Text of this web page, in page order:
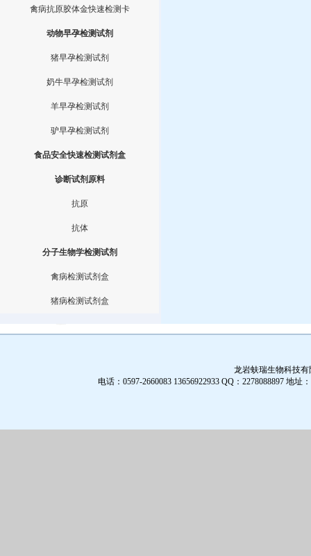
禽病抗原胶体金快速检测卡
动物早孕检测试剂
猪早孕检测试剂
奶牛早孕检测试剂
羊早孕检测试剂
驴早孕检测试剂
食品安全快速检测试剂盒
诊断试剂原料
抗原
抗体
分子生物学检测试剂
禽病检测试剂盒
猪病检测试剂盒
龙岩蚨瑞生物科技
电话：0597-2660083 13656922933 QQ：2278088897 地